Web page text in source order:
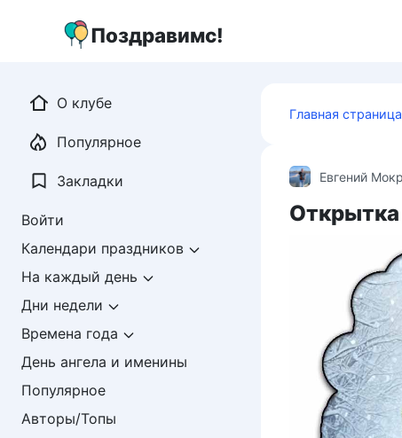
Поздравимс!
Главная страница
Евгений
Открытка
О клубе
Популярное
Закладки
Войти
Календари праздников
На каждый день
Дни недели
Времена года
День ангела и именины
Популярное
Авторы/Топы